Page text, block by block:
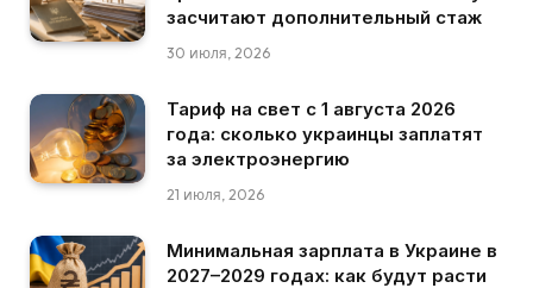
засчитают дополнительный стаж
30 июля, 2026
Тариф на свет с 1 августа 2026
года: сколько украинцы заплатят
за электроэнергию
21 июля, 2026
Минимальная зарплата в Украине в
2027–2029 годах: как будут расти